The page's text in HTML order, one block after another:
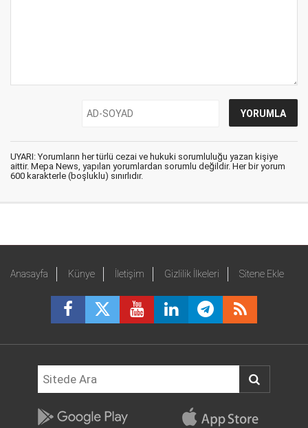
UYARI: Yorumların her türlü cezai ve hukuki sorumluluğu yazan kişiye
aittir. Mepa News, yapılan yorumlardan sorumlu değildir. Her bir yorum
600 karakterle (boşluklu) sınırlıdır.
Anasayfa Künye İletişim Gizlilik İlkeleri Sitene Ekle